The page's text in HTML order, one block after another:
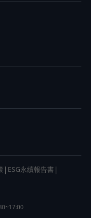
| ESG永續報告書 |